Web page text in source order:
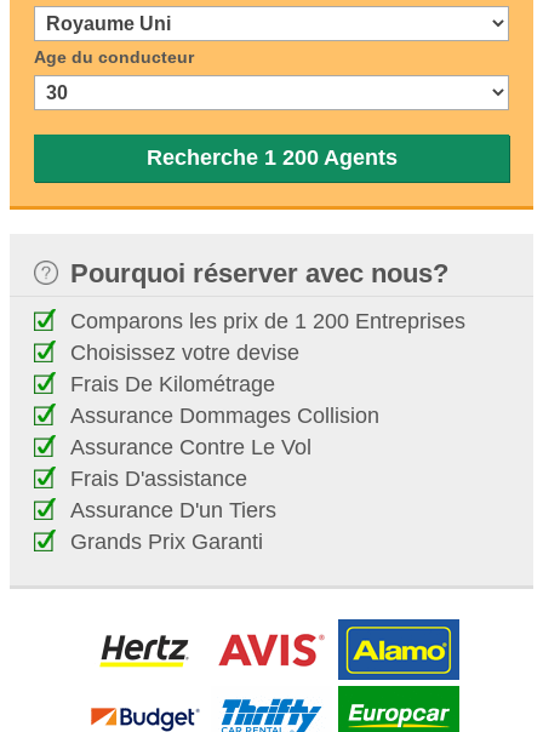
Age du conducteur
Recherche 1 200 Agents
Pourquoi réserver avec nous?
Comparons les prix de 1 200 Entreprises
Choisissez votre devise
Frais De Kilométrage
Assurance Dommages Collision
Assurance Contre Le Vol
Frais D'assistance
Assurance D'un Tiers
Grands Prix Garanti